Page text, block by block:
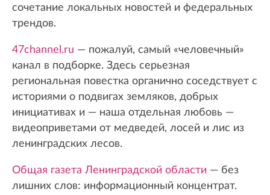
сочетание локальных новостей и федеральных
трендов.
47channel.ru — пожалуй, самый «человечный»
канал в подборке. Здесь серьезная
региональная повестка органично соседствует с
историями о подвигах земляков, добрых
инициативах и — наша отдельная любовь —
видеоприветами от медведей, лосей и лис из
ленинградских лесов.
Общая газета Ленинградской области — без
лишних слов: информационный концентрат.